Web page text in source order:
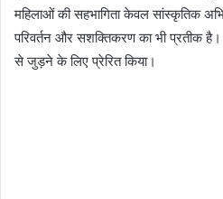
महिलाओं की सहभागिता केवल सांस्कृतिक
परिवर्तन और सशक्तिकरण का भी प्रतीक है।
से जुड़ने के लिए प्रेरित किया।